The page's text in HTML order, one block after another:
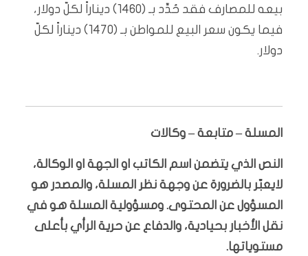
بيعه للمصارف فقد حُدِّد بـ (1460) ديناراً لكلّ دولار،
فيما يكون سعر البيع للمواطن بـ (1470) ديناراً لكلّ
دولار.
المسلة – متابعة – وكالات
النص الذي يتضمن اسم الكاتب او الجهة او الوكالة،
لايعبّر بالضرورة عن وجهة نظر المسلة، والمصدر هو
المسؤول عن المحتوى. ومسؤولية المسلة هو في
نقل الأخبار بحيادية، والدفاع عن حرية الرأي بأعلى
مستوياتها.